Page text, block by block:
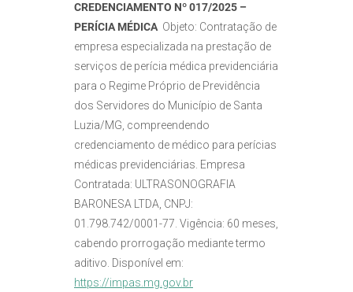
CREDENCIAMENTO Nº 017/2025 –
PERÍCIA MÉDICA Objeto: Contratação de
empresa especializada na prestação de
serviços de perícia médica previdenciária
para o Regime Próprio de Previdência
dos Servidores do Município de Santa
Luzia/MG, compreendendo
credenciamento de médico para perícias
médicas previdenciárias. Empresa
Contratada: ULTRASONOGRAFIA
BARONESA LTDA, CNPJ:
01.798.742/0001-77. Vigência: 60 meses,
cabendo prorrogação mediante termo
aditivo. Disponível em:
https://impas.mg.gov.br